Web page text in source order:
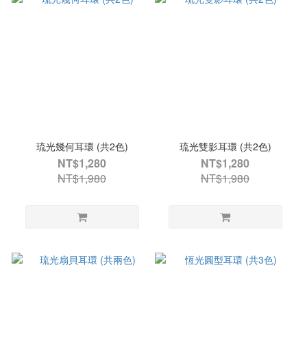
琉光幾何耳環 (共2色)
NT$1,280
NT$1,980
琉光雙影耳環 (共2色)
NT$1,280
NT$1,980